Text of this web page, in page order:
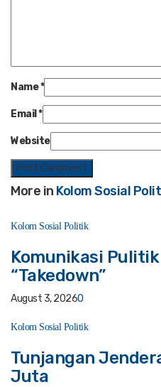
Name*
Email *
Website
More in Kolom Sosial
Kolom Sosial Politik
Komunikasi
“Takedown”
August 3, 20260
Kolom Sosial Politik
Tunjangan
Juta